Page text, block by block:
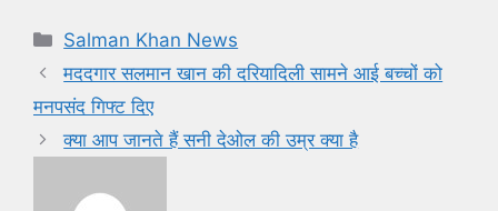
e
b
o
o
k
er l
Categories
Salman Khan News
मददगार सलमान खान की दरियादिली सामने आई बच्चों को
मनपसंद गिफ्ट दिए
क्या आप जानते हैं सनी देओल की उम्र क्या है